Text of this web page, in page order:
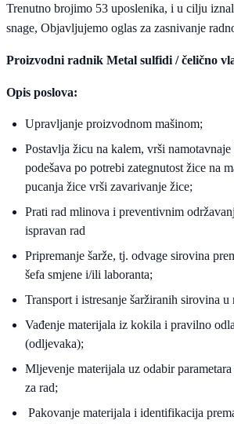
Trenutno brojimo 53 uposlenika, i u cilju
snage, Objavljujemo oglas za zasnivanje
Proizvodni radnik Metal sulfidi / čelično
Opis poslova:
Upravljanje proizvodnom mašinom;
Postavlja žicu na kalem, vrši namotavnaje
podešava po potrebi zategnutost žice na
pucanja žice vrši zavarivanje žice;
Prati rad mlinova i preventivnim
ispravan rad
Pripremanje šarže, tj. odvage sirovina
šefa smjene i/ili laboranta;
Transport i istresanje šaržiranih sirovina u
Vađenje materijala iz kokila i pravilno
(odljevaka);
Mljevenje materijala uz odabir
za rad;
Pakovanje materijala i identifikacija